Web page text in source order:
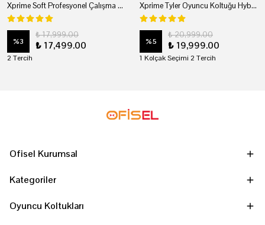
Xprime Soft Profesyonel Çalışma Ve Oyuncu Koltuğu
%3
₺ 17,999.00
₺ 17,499.00
2 Tercih
Xprime Tyler Oyuncu Koltuğu Hybrid Kumaş Kırmızı
%5
₺ 20,999.00
₺ 19,999.00
1 Kolçak Seçimi 2 Tercih
Ofisel Kurumsal
Kategoriler
Oyuncu Koltukları